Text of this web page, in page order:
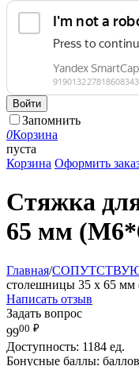
Войти
Запомнить
0Корзина
пуста
Корзина Оформить
Стяжка
65 мм
Главная/
столешницы 35 х 65
Написать отзыв
Задать вопрос
9900 ₽
Доступность: 1184 ед.
Бонусные баллы: баллов